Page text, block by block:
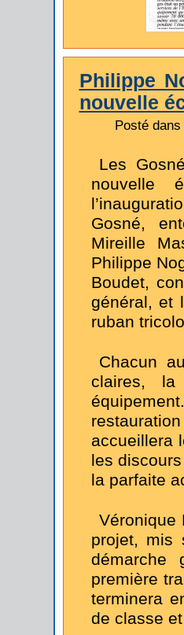
Philippe
nouvelle
Posté dans
Les
nouvelle
Gosné,
Mireille
Philippe
Boudet,
général, et
ruban
Chacun
claires,
accueillera
les
la parfaite
Véronique
projet, mis
démarche
première
terminera
de classe